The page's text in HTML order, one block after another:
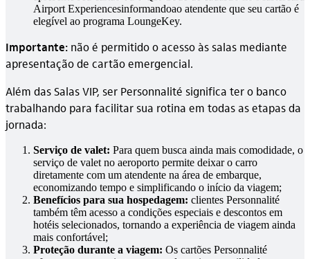
Airport Experiencesinformandoao atendente que seu cartão é
elegível ao programa LoungeKey.
Importante: não é permitido o acesso às salas mediante
apresentação de cartão emergencial.
Além das Salas VIP, ser Personnalité significa ter o banco
trabalhando para facilitar sua rotina em todas as etapas da
jornada:
Serviço de valet: Para quem busca ainda mais comodidade, o
serviço de valet no aeroporto permite deixar o carro
diretamente com um atendente na área de embarque,
economizando tempo e simplificando o início da viagem;
Benefícios para sua hospedagem: clientes Personnalité
também têm acesso a condições especiais e descontos em
hotéis selecionados, tornando a experiência de viagem ainda
mais confortável;
Proteção durante a viagem: Os cartões Personnalité